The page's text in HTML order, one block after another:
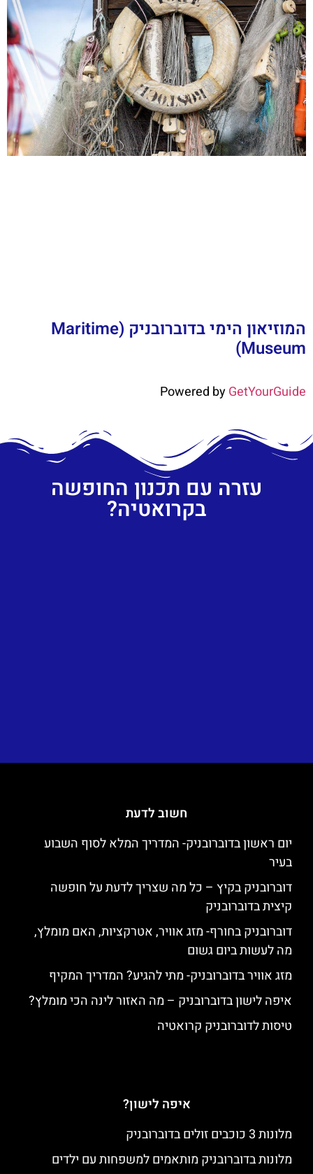
המוזיאון הימי בדוברובניק (Maritime
Museum)
Powered byGetYourGuide
עזרה עם תכנון החופשה
בקרואטיה?
חשוב לדעת
יום ראשון בדוברובניק- המדריך המלא לסוף השבוע
בעיר
דוברובניק בקיץ – כל מה שצריך לדעת על חופשה
קיצית בדוברובניק
דוברובניק בחורף- מזג אוויר, אטרקציות, האם מומלץ,
מה לעשות ביום גשום
מזג אוויר בדוברובניק- מתי להגיע? המדריך המקיף
איפה לישון בדוברובניק – מה האזור לינה הכי מומלץ?
טיסות לדוברובניק קרואטיה
איפה לישון?
מלונות 3 כוכבים זולים בדוברובניק
מלונות בדוברובניק מותאמים למשפחות עם ילדים